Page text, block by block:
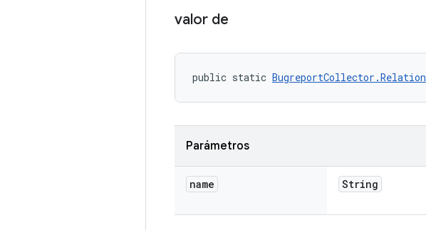
valor de
public static BugreportCollector.Relation
Parámetros
name String